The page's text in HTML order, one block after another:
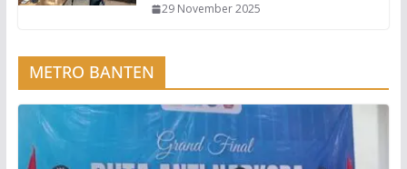
29 November 2025
METRO BANTEN